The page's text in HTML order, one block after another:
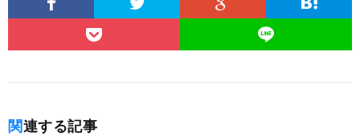
関連する記事